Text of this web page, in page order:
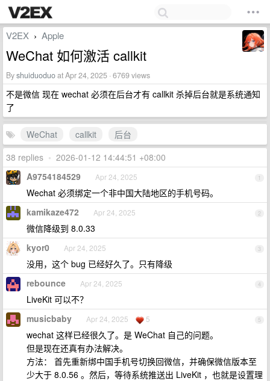
V2EX › Apple
WeChat 如何激活 callkit
Byshuiduoduoat Apr 24, 2025 · 6769 views
不是微信 现在 wechat 必须在后台才有 callkit 杀掉后台就是系统通知
了
WeChat callkit
后台
38 replies • 2026-01-12 14:44:51 +08:00
1
A9754184529 Apr 24, 2025
Wechat 必须绑定一个非中国大陆地区的手机号码。
2
kamikaze472 Apr 24, 2025
微信降级到 8.0.33
3
kyor0 Apr 24, 2025
没用，这个 bug 已经好久了。只有降级
4
rebounce Apr 24, 2025
LiveKit 可以不？
5
musicbaby Apr 24, 2025 5
wechat 这样已经很久了。是 WeChat 自己的问题。
但是现在还真有办法解决。
方法： 首先重新绑中国手机号切换回微信，并确保微信版本至
少大于 8.0.56 。然后，等待系统推送出 LiveKit ，也就是设置理